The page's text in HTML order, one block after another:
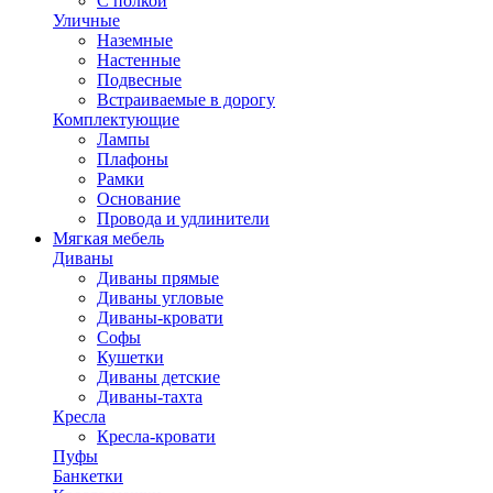
Уличные
Наземные
Настенные
Подвесные
Встраиваемые в дорогу
Комплектующие
Лампы
Плафоны
Рамки
Основание
Провода и удлинители
Мягкая мебель
Диваны
Диваны прямые
Диваны угловые
Диваны-кровати
Софы
Кушетки
Диваны детские
Диваны-тахта
Кресла
Кресла-кровати
Пуфы
Банкетки